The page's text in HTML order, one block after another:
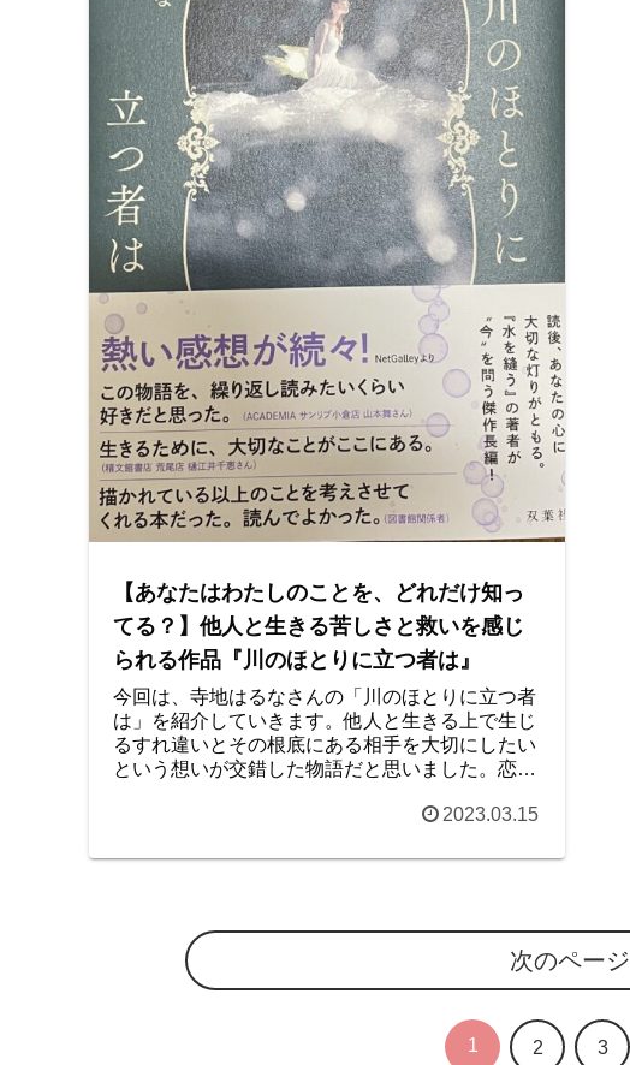
【あなたはわたしのことを、どれだけ知っ
てる？】他人と生きる苦しさと救いを感じ
られる作品『川のほとりに立つ者は』
今回は、寺地はるなさんの「川のほとりに立つ者
は」を紹介していきます。他人と生きる上で生じ
るすれ違いとその根底にある相手を大切にしたい
という想いが交錯した物語だと思いました。恋人
2023.03.15
次のページ
1 2 3